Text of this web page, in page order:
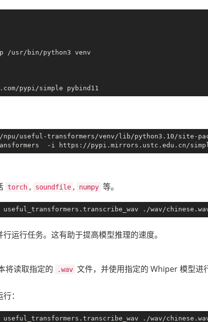
/usr/bin/python3 venv
npu/useful-transformers/venv/lib/python3.10/site-
torch , soundfile , numpy 等。
运行任务。这有助于提高模型推理的速度。
将读取指定的 .wav 文件，并使用指定的 Whiper 模型进
：